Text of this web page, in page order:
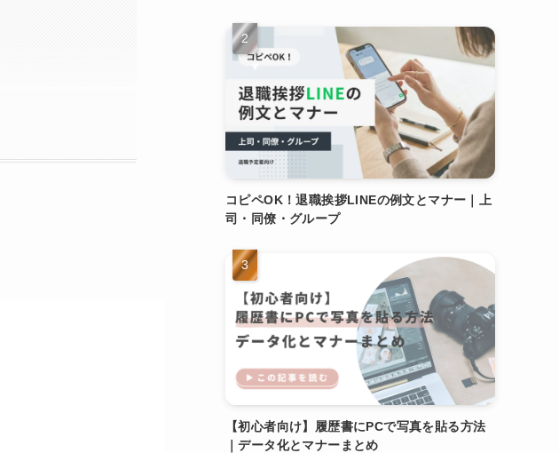
コピペOK！退職挨拶LINEの例文とマナー｜上
司・同僚・グループ
【初心者向け】履歴書にPCで写真を貼る方法
｜データ化とマナーまとめ